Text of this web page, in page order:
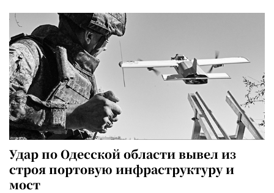
Удар по Одесской области вывел из
строя портовую инфраструктуру и
мост